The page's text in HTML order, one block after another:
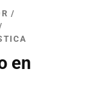
/
en